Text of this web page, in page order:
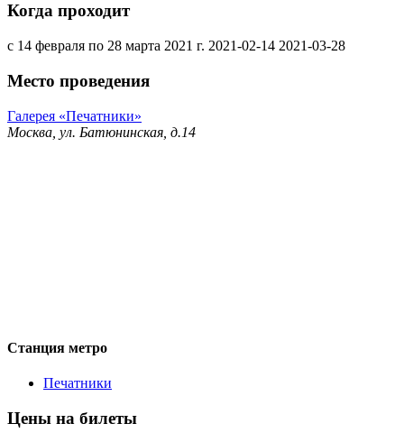
Когда проходит
с 14 февраля по 28 марта 2021 г. 2021-02-14 2021-03-28
Место проведения
Галерея «Печатники»
Москва, ул. Батюнинская, д.14
Станция метро
Печатники
Цены на билеты